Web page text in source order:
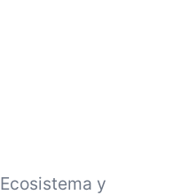
Ecosistema y